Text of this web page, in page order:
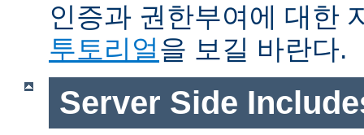
인증과 권한부여에 대한
투토리얼을 보길 바란다.
Server Side